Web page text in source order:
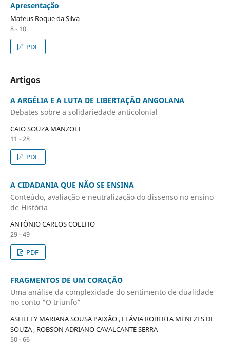
Apresentação
Mateus Roque da Silva
8 - 10
PDF
Artigos
A ARGÉLIA E A LUTA DE LIBERTAÇÃO ANGOLANA
Debates sobre a solidariedade anticolonial
CAIO SOUZA MANZOLI
11 - 28
PDF
A CIDADANIA QUE NÃO SE ENSINA
Conteúdo, avaliação e neutralização do dissenso no ensino
de História
ANTÔNIO CARLOS COELHO
29 - 49
PDF
FRAGMENTOS DE UM CORAÇÃO
Uma análise da complexidade do sentimento de dualidade
no conto “O triunfo”
ASHLLEY MARIANA SOUSA PAIXÃO , FLÁVIA ROBERTA MENEZES DE
SOUZA , ROBSON ADRIANO CAVALCANTE SERRA
50 - 66